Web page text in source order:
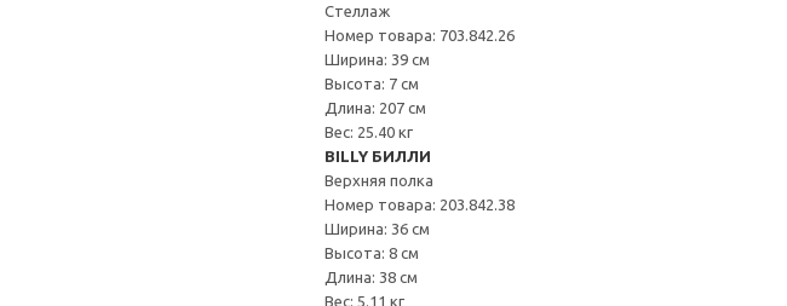
Стеллаж
Номер товара: 703.842.26
Ширина: 39 см
Высота: 7 см
Длина: 207 см
Вес: 25.40 кг
BILLY БИЛЛИ
Верхняя полка
Номер товара: 203.842.38
Ширина: 36 см
Высота: 8 см
Длина: 38 см
Вес: 5.11 кг